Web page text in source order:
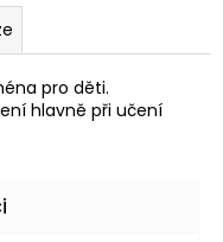
pro děti.
hlavně při učení